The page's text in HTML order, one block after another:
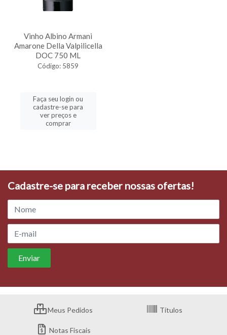
Vinho Albino Armani
Amarone Della Valpilicella
DOC 750 ML
Código: 5859
Faça seu login ou
cadastre-se para
ver preços e
comprar
Cadastre-se para receber nossas ofertas!
Meus Pedidos Títulos
Notas Fiscais